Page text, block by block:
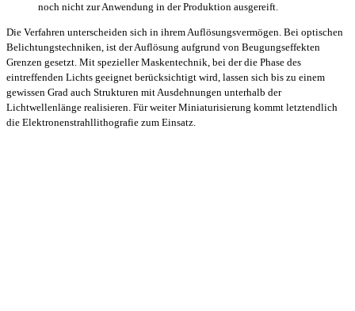
noch nicht zur Anwendung in der Produktion ausgereift.
Die Verfahren unterscheiden sich in ihrem Auflösungsvermögen. Bei optischen
Belichtungstechniken, ist der Auflösung aufgrund von Beugungseffekten
Grenzen gesetzt. Mit spezieller Maskentechnik, bei der die Phase des
eintreffenden Lichts geeignet berücksichtigt wird, lassen sich bis zu einem
gewissen Grad auch Strukturen mit Ausdehnungen unterhalb der
Lichtwellenlänge realisieren. Für weiter Miniaturisierung kommt letztendlich
die Elektronenstrahllithografie zum Einsatz.